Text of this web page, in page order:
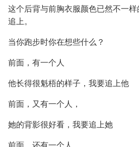
这个后背与前胸衣服颜色已然不一
追上。
当你跑步时你在想些什么？
前面，有一个人
他长得很魁梧的样子，我要追上他
前面，又有一个人，
她的背影很好看，我要追上她
前面，还有一个人，